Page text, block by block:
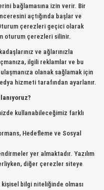
bağlamasına izin verir. Bir
açtığında başlar ve
çerezleri geçici olarak
oturum çerezleri silinir.
ve ağlarınızla
ilgili reklamlar ve bu
olanak sağlamak için
hizmeti tarafından ayarlanır.
kullanabileceğimiz farklı
Hedefleme ve Sosyal
yer almaktadır. Yazılım
diğer çerezler siteye
bilgi niteliğinde olması